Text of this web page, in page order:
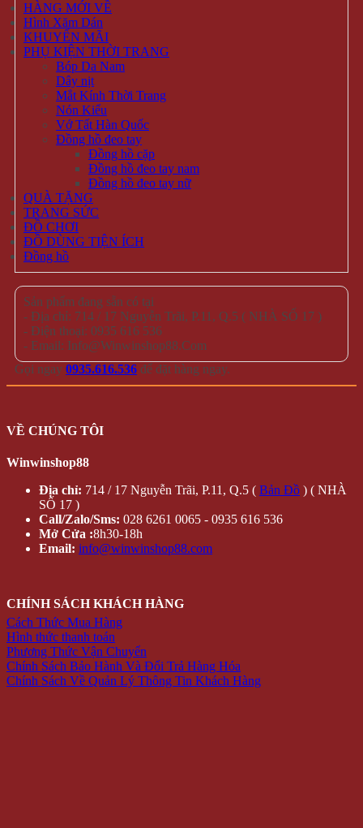
HÀNG MỚI VỀ
Hình Xăm Dán
KHUYẾN MÃI
PHỤ KIỆN THỜI TRANG
Bóp Da Nam
Dây nịt
Mắt Kính Thời Trang
Nón Kiểu
Vớ Tất Hàn Quốc
Đồng hồ đeo tay
Đồng hồ cặp
Đồng hồ đeo tay nam
Đồng hồ đeo tay nữ
QUÀ TẶNG
TRANG SỨC
ĐỒ CHƠI
ĐỒ DÙNG TIỆN ÍCH
Đồng hồ
Sản phẩm đang sẵn có tại
- Địa chỉ: 714 / 17 Nguyễn Trãi, P.11, Q.5 ( NHÀ SỐ 17 )
- Điện thoại: 0935 616 536
- Email: Info@Winwinshop88.Com
Gọi ngay 0935.616.536 để đặt hàng ngay.
VỀ CHÚNG TÔI
Winwinshop88
Địa chỉ: 714 / 17 Nguyễn Trãi, P.11, Q.5 ( Bản Đồ ) ( NHÀ
SỐ 17 )
Call/Zalo/Sms: 028 6261 0065 - 0935 616 536
Mở Cửa :8h30-18h
Email: info@winwinshop88.com
CHÍNH SÁCH KHÁCH HÀNG
Cách Thức Mua Hàng
Hình thức thanh toán
Phương Thức Vận Chuyển
Chính Sách Bảo Hành Và Đổi Trả Hàng Hóa
Chính Sách Về Quản Lý Thông Tin Khách Hàng